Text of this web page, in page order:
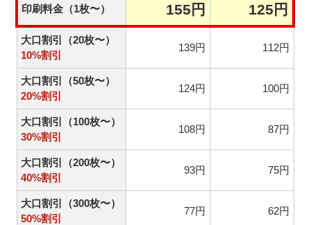
印刷料金（1枚〜） 155円 125円
大口割引（20枚〜）
10%割引
139円 112円
大口割引（50枚〜）
20%割引
124円 100円
大口割引（100枚〜）
30%割引
108円 87円
大口割引（200枚〜）
40%割引
93円 75円
大口割引（300枚〜）
50%割引
77円 62円